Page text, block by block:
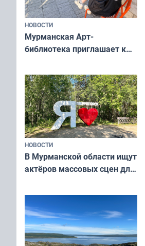
НОВОСТИ
Мурманская Арт-
библиотека приглашает к
и фотографов
НОВОСТИ
В Мурманской области ищут
актёров массовых сцен для
короткометражном фильме